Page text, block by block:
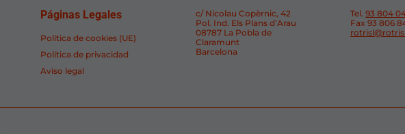
Páginas Legales
Política de cookies (UE)
Política de privacidad
Aviso legal
c/ Nicolau Copèrnic, 42
Pol. Ind. Els Plans d’Arau
08787 La Pobla de
Claramunt
Barcelona
Tel.93 804
Fax 93 806